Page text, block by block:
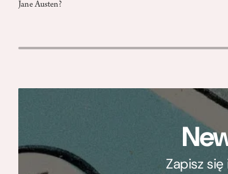
Jane Austen?
Zapisz